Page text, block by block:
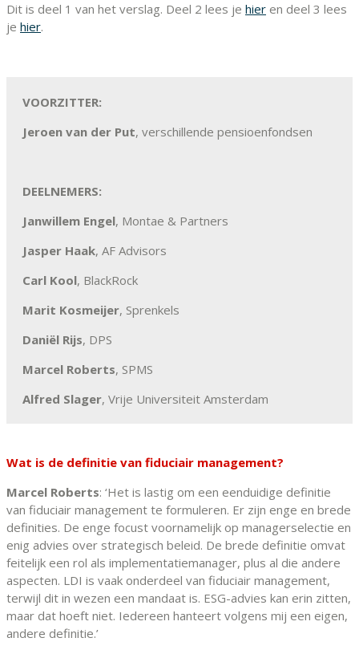
Dit is deel 1 van het verslag. Deel 2 lees je hier en deel 3 lees
je hier.
VOORZITTER:
Jeroen van der Put, verschillende pensioenfondsen
DEELNEMERS:
Janwillem Engel, Montae & Partners
Jasper Haak, AF Advisors
Carl Kool, BlackRock
Marit Kosmeijer, Sprenkels
Daniël Rijs, DPS
Marcel Roberts, SPMS
Alfred Slager, Vrije Universiteit Amsterdam
Wat is de definitie van fiduciair management?
Marcel Roberts: ‘Het is lastig om een eenduidige definitie
van fiduciair management te formuleren. Er zijn enge en brede
definities. De enge focust voornamelijk op managerselectie en
enig advies over strategisch beleid. De brede definitie omvat
feitelijk een rol als implementatiemanager, plus al die andere
aspecten. LDI is vaak onderdeel van fiduciair management,
terwijl dit in wezen een mandaat is. ESG-advies kan erin zitten,
maar dat hoeft niet. Iedereen hanteert volgens mij een eigen,
andere definitie.’